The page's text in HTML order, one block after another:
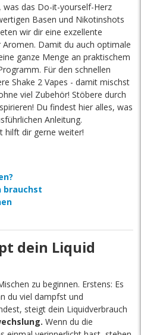
das Do-it-yourself-Herz
Basen und Nikotinshots
wir dir eine exzellente
Damit du auch optimale
ganze Menge an praktischem
Für den schnellen
Shake 2 Vapes - damit mischst
viel Zubehör! Stöbere durch
Du findest hier alles, was
Anleitung.
hilft dir gerne weiter!
brauchst
dein Liquid
zu beginnen. Erstens: Es
du viel dampfst und
steigt dein Liquidverbrauch
Wenn du die